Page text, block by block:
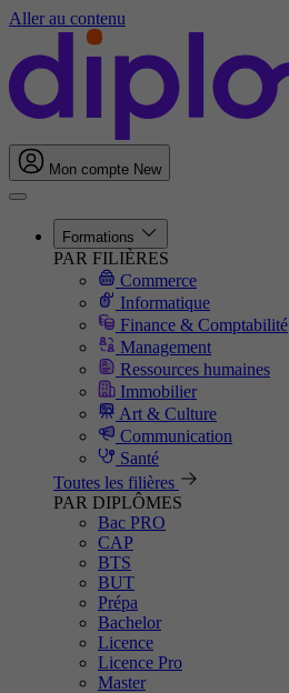
Aller au contenu
Mon compte New
Formations
PAR FILIÈRES
Commerce
Informatique
Finance & Comptabilité
Management
Ressources humaines
Immobilier
Art & Culture
Communication
Santé
Toutes les filières
PAR DIPLÔMES
Bac PRO
CAP
BTS
BUT
Prépa
Bachelor
Licence
Licence Pro
Master